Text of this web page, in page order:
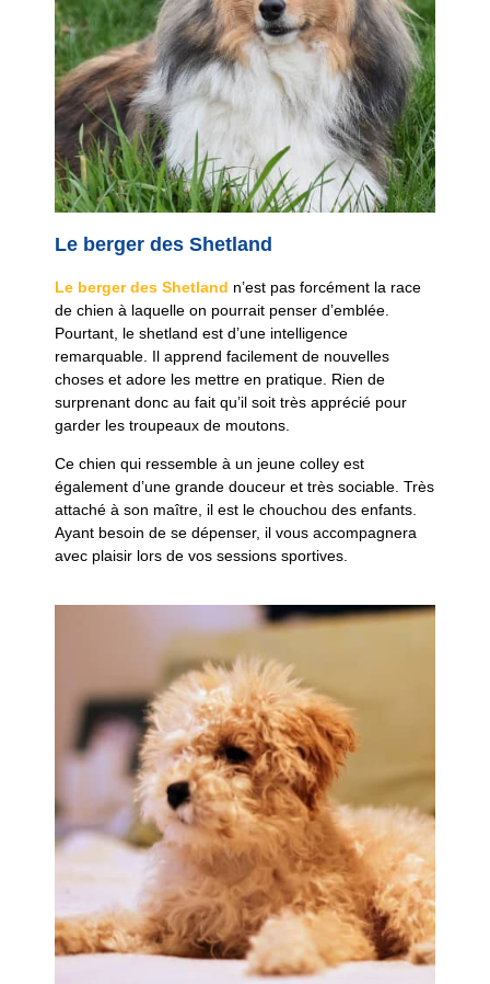
Le berger des Shetland
Le berger des Shetland n’est pas forcément la race
de chien à laquelle on pourrait penser d’emblée.
Pourtant, le shetland est d’une intelligence
remarquable. Il apprend facilement de nouvelles
choses et adore les mettre en pratique. Rien de
surprenant donc au fait qu’il soit très apprécié pour
garder les troupeaux de moutons.
Ce chien qui ressemble à un jeune colley est
également d’une grande douceur et très sociable. Très
attaché à son maître, il est le chouchou des enfants.
Ayant besoin de se dépenser, il vous accompagnera
avec plaisir lors de vos sessions sportives.